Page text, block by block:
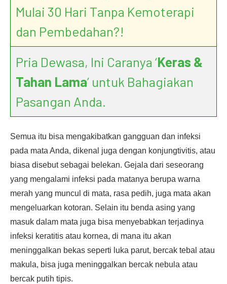
Mulai 30 Hari Tanpa Kemoterapi
dan Pembedahan?!
Pria Dewasa, Ini Caranya ‘Keras &
Tahan Lama’ untuk Bahagiakan
Pasangan Anda.
Semua itu bisa mengakibatkan gangguan dan infeksi
pada mata Anda, dikenal juga dengan konjungtivitis, atau
biasa disebut sebagai belekan. Gejala dari seseorang
yang mengalami infeksi pada matanya berupa warna
merah yang muncul di mata, rasa pedih, juga mata akan
mengeluarkan kotoran. Selain itu benda asing yang
masuk dalam mata juga bisa menyebabkan terjadinya
infeksi keratitis atau kornea, di mana itu akan
meninggalkan bekas seperti luka parut, bercak tebal atau
makula, bisa juga meninggalkan bercak nebula atau
bercak putih tipis.